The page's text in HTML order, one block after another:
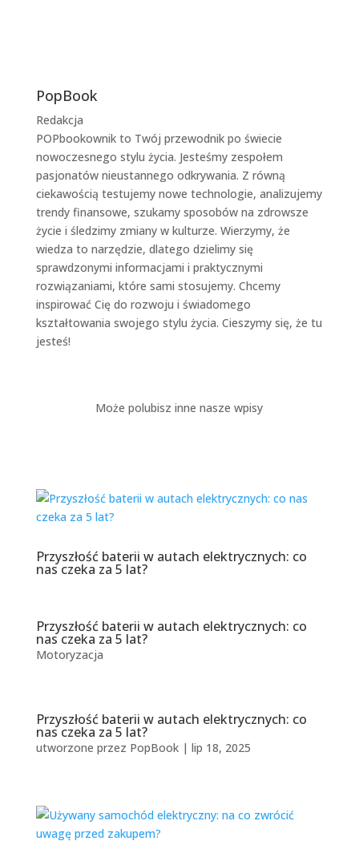
PopBook
Redakcja
POPbookownik to Twój przewodnik po świecie
nowoczesnego stylu życia. Jesteśmy zespołem
pasjonatów nieustannego odkrywania. Z równą
ciekawością testujemy nowe technologie, analizujemy
trendy finansowe, szukamy sposobów na zdrowsze
życie i śledzimy zmiany w kulturze. Wierzymy, że
wiedza to narzędzie, dlatego dzielimy się
sprawdzonymi informacjami i praktycznymi
rozwiązaniami, które sami stosujemy. Chcemy
inspirować Cię do rozwoju i świadomego
kształtowania swojego stylu życia. Cieszymy się, że tu
jesteś!
Może polubisz inne nasze wpisy
Przyszłość baterii w autach elektrycznych: co
nas czeka za 5 lat?
Przyszłość baterii w autach elektrycznych: co
nas czeka za 5 lat?
Motoryzacja
Przyszłość baterii w autach elektrycznych: co
nas czeka za 5 lat?
utworzone przez PopBook| lip 18, 2025